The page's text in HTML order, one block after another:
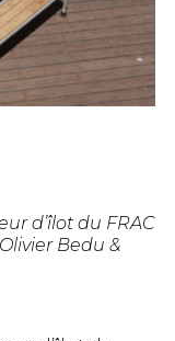
d’îlot du FRAC
Bedu &